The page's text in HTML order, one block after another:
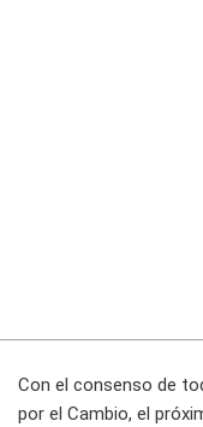
Con el consenso de
por el Cambio, el